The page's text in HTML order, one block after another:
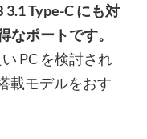
Type-C にも対
なポートです。
PC を検討され
載モデルをおす